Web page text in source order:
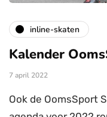
inline-skaten
Kalender
7 april 2022
Ook de OomsSport